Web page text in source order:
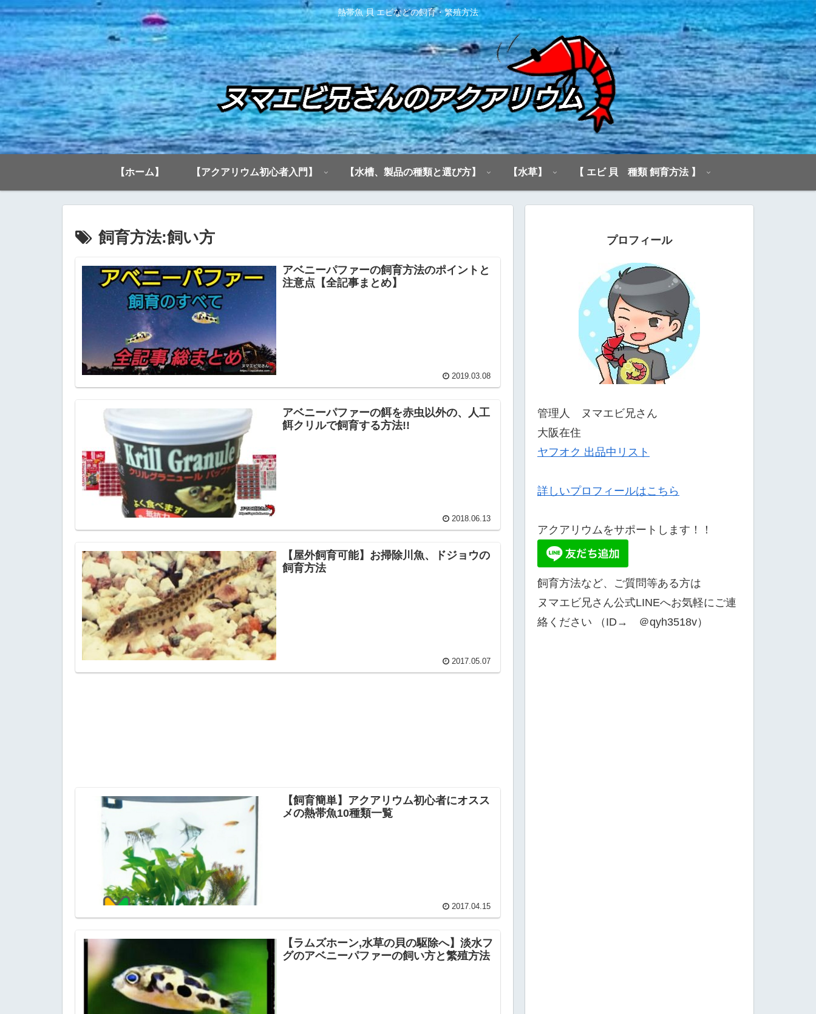
熱帯魚 貝 エビなどの飼育・繁殖方法
【ホーム】 【アクアリウム初心者入門】 【水槽、製品の種類と選び方】 【水草】 【 エビ 貝 種類 飼育方法 】
飼育方法:飼い方
アベニーパファーの飼育方法のポイントと
注意点【全記事まとめ】
2019.03.08
アベニーパファーの餌を赤虫以外の、人工
餌クリルで飼育する方法!!
2018.06.13
【屋外飼育可能】お掃除川魚、ドジョウの
飼育方法
2017.05.07
【飼育簡単】アクアリウム初心者にオスス
メの熱帯魚10種類一覧
2017.04.15
【ラムズホーン,水草の貝の駆除へ】淡水フ
グのアベニーパファーの飼い方と繁殖方法
プロフィール
管理人 ヌマエビ兄さん
大阪在住
ヤフオク 出品中リスト
詳しいプロフィールはこちら
アクアリウムをサポートします！！
飼育方法など、ご質問等ある方は
ヌマエビ兄さん公式LINEへお気軽にご連
絡ください （ID→ ＠qyh3518v）